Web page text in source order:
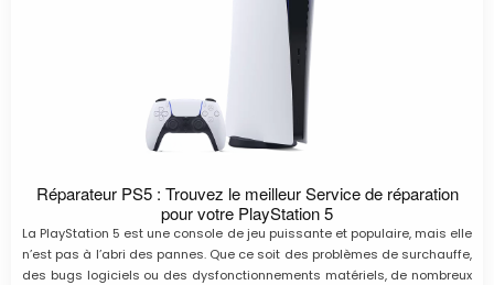
Réparateur PS5 : Trouvez le meilleur Service de réparation
pour votre PlayStation 5
La PlayStation 5 est une console de jeu puissante et populaire, mais elle
n’est pas à l’abri des pannes. Que ce soit des problèmes de surchauffe,
des bugs logiciels ou des dysfonctionnements matériels, de nombreux